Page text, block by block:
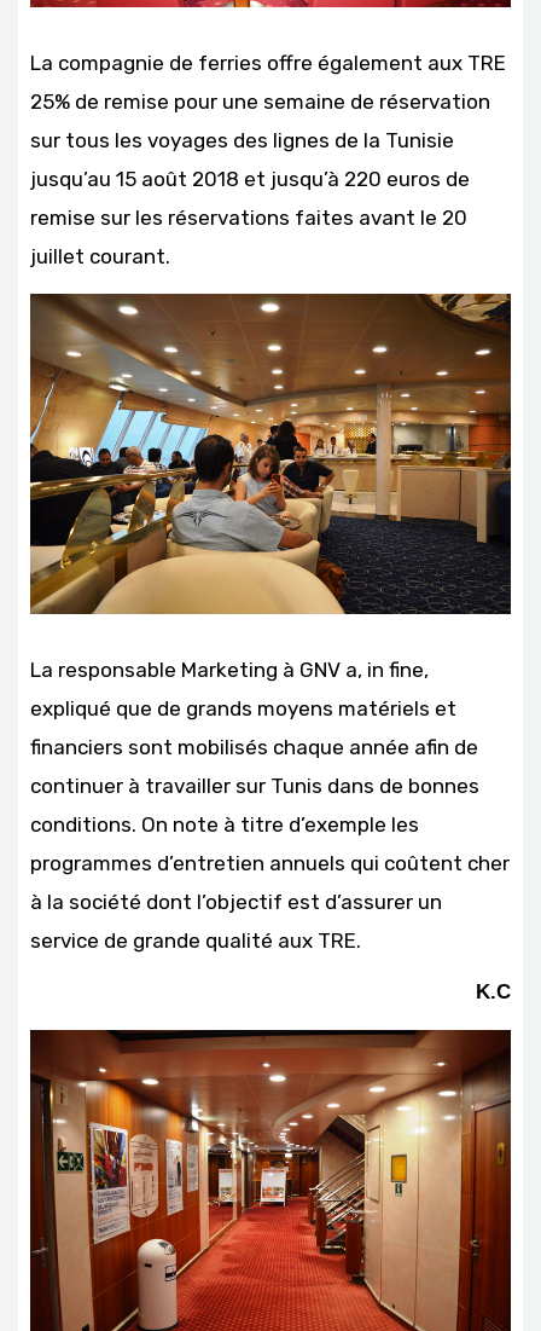
La compagnie de ferries offre également aux TRE
25% de remise pour une semaine de réservation
sur tous les voyages des lignes de la Tunisie
jusqu’au 15 août 2018 et jusqu’à 220 euros de
remise sur les réservations faites avant le 20
juillet courant.
La responsable Marketing à GNV a, in fine,
expliqué que de grands moyens matériels et
financiers sont mobilisés chaque année afin de
continuer à travailler sur Tunis dans de bonnes
conditions. On note à titre d’exemple les
programmes d’entretien annuels qui coûtent cher
à la société dont l’objectif est d’assurer un
service de grande qualité aux TRE.
K.C